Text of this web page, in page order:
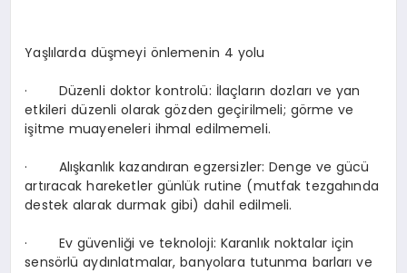
Yaşlılarda düşmeyi önlemenin 4 yolu
· Düzenli doktor kontrolü: İlaçların dozları ve yan
etkileri düzenli olarak gözden geçirilmeli; görme ve
işitme muayeneleri ihmal edilmemeli.
· Alışkanlık kazandıran egzersizler: Denge ve gücü
artıracak hareketler günlük rutine (mutfak tezgahında
destek alarak durmak gibi) dahil edilmeli.
· Ev güvenliği ve teknoloji: Karanlık noktalar için
sensörlü aydınlatmalar, banyolara tutunma barları ve